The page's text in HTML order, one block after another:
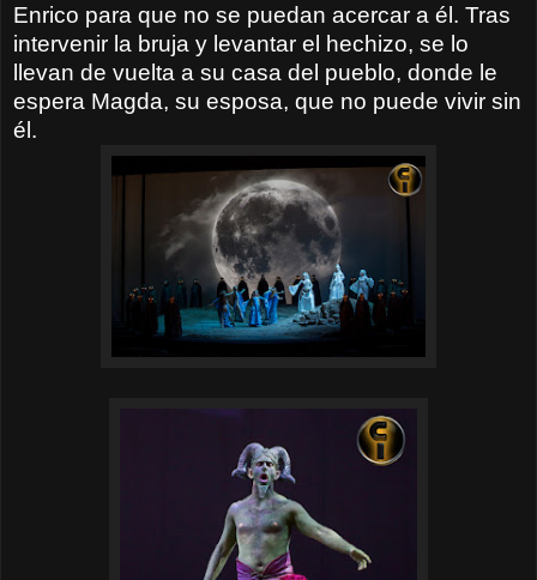
Enrico para que no se puedan acercar a él. Tras
intervenir la bruja y levantar el hechizo, se lo
llevan de vuelta a su casa del pueblo, donde le
espera Magda, su esposa, que no puede vivir sin
él.